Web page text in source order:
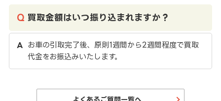
買取金額はいつ振り込まれますか？
お車の引取完了後、原則1週間から2週間程度で買取
代金をお振込みいたします。
よくあるご質問一覧へ